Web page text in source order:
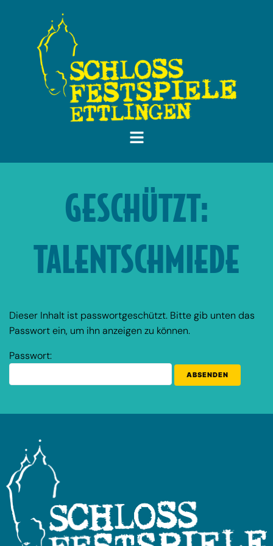
GESCHÜTZT:
TALENTSCHMIEDE
Dieser Inhalt ist passwortgeschützt. Bitte gib unten das
Passwort ein, um ihn anzeigen zu können.
Passwort: